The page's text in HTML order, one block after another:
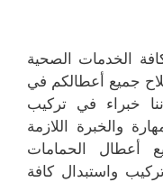
الخدمات الصحية
جميع أعطالكم في
خبراء في تركيب
والخبرة اللازمة
أعطال الحمامات
واستبدال كافة